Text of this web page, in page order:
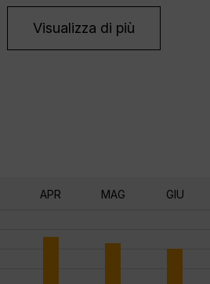
Visualizza di più
APR MAG GIU